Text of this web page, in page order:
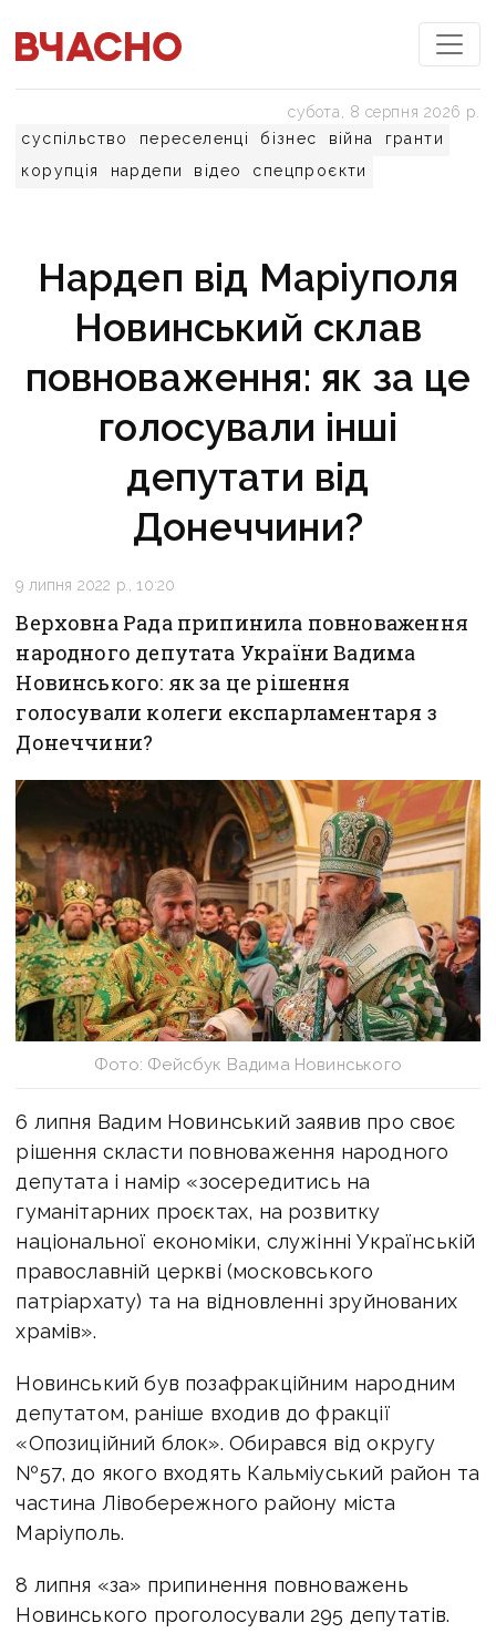
суспільство переселенці бізнес війна
гранти
корупція
нардепи відео спецпроєкти
субота, 8 серпня 2026 р.
Нардеп від Маріуполя
Новинський склав
повноваження: як за це
голосували інші
депутати від
Донеччини?
9 липня 2022 р., 10:20
Верховна Рада припинила повноваження
народного депутата України Вадима
Новинського: як за це рішення
голосували колеги експарламентаря з
Донеччини?
Фото: Фейсбук Вадима Новинського
6 липня Вадим Новинський заявив про своє
рішення скласти повноваження народного
депутата і намір «зосередитись на
гуманітарних проєктах, на розвитку
національної економіки, служінні Українській
православній церкві (московського
патріархату) та на відновленні зруйнованих
храмів».
Новинський був позафракційним народним
депутатом, раніше входив до фракції
«Опозиційний блок». Обирався від округу
№57, до якого входять Кальміуський район та
частина Лівобережного району міста
Маріуполь.
8 липня «за» припинення повноважень
Новинського проголосували 295 депутатів.